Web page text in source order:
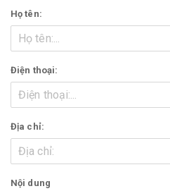
Họ tên:
Điện thoại:
Địa chỉ:
Nội dung